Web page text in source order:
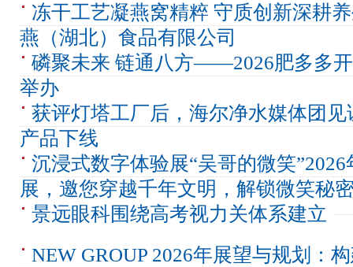
冻干工艺凝燕窝精粹 守质创新深
燕（湖北）食品有限公司
磷聚未来 链通八方——2026肥多多
举办
获评灯塔工厂后，海尔净水媒体团见
产品下线
沉浸式数字体验展“吴哥的微笑
展，邀您穿越千年文明，解锁微笑秘
景远眼科围绕高考视力关体系建立
NEW GROUP 2026年展望与规划：